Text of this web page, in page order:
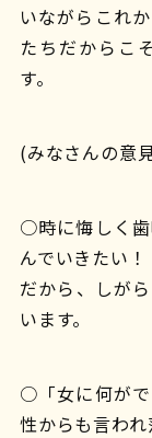
いながらこれ
たちだからこ
す。
(みなさんの意
○時に悔しく
んでいきたい！
だから、しが
います。
○「女に何が
性からも言わ